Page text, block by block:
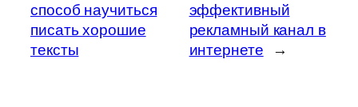
способ научиться
писать хорошие
тексты
эффективный
рекламный канал в
интернете
→